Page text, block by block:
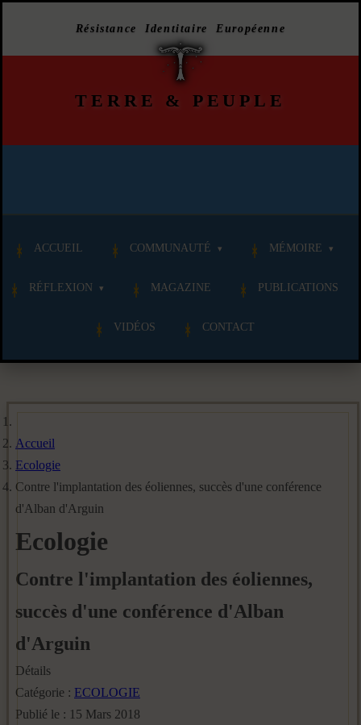
Résistance Identitaire Européenne
TERRE & PEUPLE
ACCUEIL COMMUNAUTÉ MÉMOIRE
RÉFLEXION MAGAZINE PUBLICATIONS
VIDÉOS CONTACT
Accueil
Ecologie
Contre l'implantation des éoliennes, succès d'une conférence
d'Alban d'Arguin
Ecologie
Contre l'implantation des éoliennes,
succès d'une conférence d'Alban
d'Arguin
Détails
Catégorie : ECOLOGIE
Publié le : 15 Mars 2018